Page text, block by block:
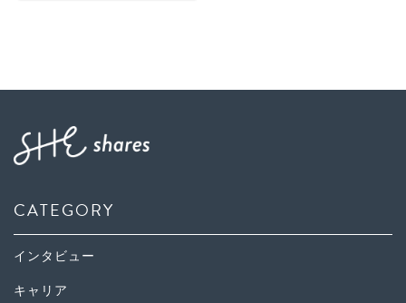
CATEGORY
インタビュー
キャリア